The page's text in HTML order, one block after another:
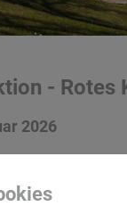
- Rotes
2026